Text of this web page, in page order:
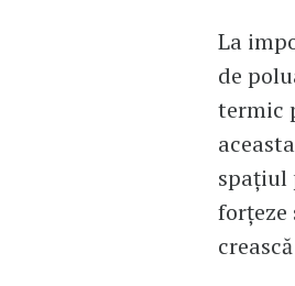
La
de
termic
spațiul
forțeze